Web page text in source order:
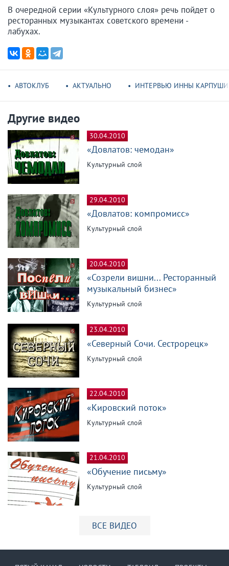
В очередной серии «Культурного слоя» речь пойдет о
ресторанных музыкантах советского времени -
лабухах.
АВТОКЛУБ АКТУАЛЬНО ИНТЕРВЬЮ ИННЫ
Другие видео
30.04.2010
«Довлатов: чемодан»
Культурный слой
29.04.2010
«Довлатов: компромисс»
Культурный слой
20.04.2010
«Созрели вишни... Ресторанный
музыкальный бизнес»
Культурный слой
23.04.2010
«Северный Сочи. Сестрорецк»
Культурный слой
22.04.2010
«Кировский поток»
Культурный слой
21.04.2010
«Обучение письму»
Культурный слой
ВСЕ ВИДЕО